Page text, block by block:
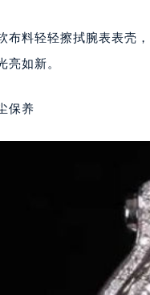
布料轻轻擦拭腕表表壳
亮如新。
保养